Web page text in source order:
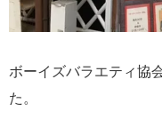
ボーイズバラエティ協
た。